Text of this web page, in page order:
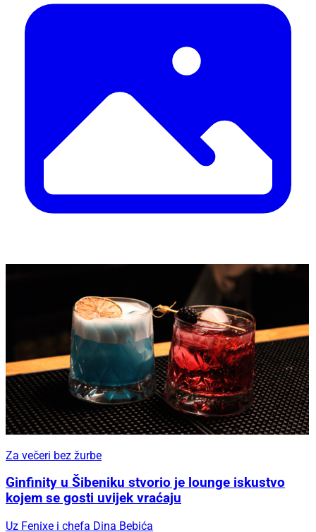
Za večeri bez žurbe
Ginfinity u Šibeniku stvorio je lounge iskustvo
Uz Fenixe i chefa Dina Bebića